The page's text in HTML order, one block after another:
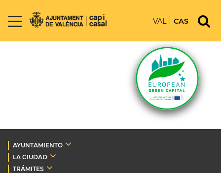
VAL CAS
AYUNTAMIENTO
LA CIUDAD
TRÁMITES